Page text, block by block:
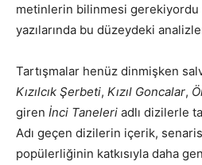
metinlerin bilinmesi
yazılarında bu düzeydeki
Tartışmalar henüz dinmişken
Kızılcık Şerbeti, Kızıl Goncalar,
giren İnci Taneleri adlı dizilerle
Adı geçen dizilerin içerik,
popülerliğinin katkısıyla daha